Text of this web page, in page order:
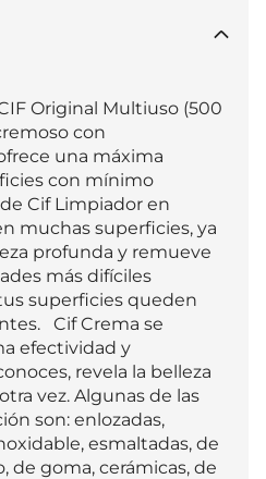
Original Multiuso (500
con
una máxima
con mínimo
Cif Limpiador en
muchas superficies, ya
profunda y remueve
más difíciles
superficies queden
Cif Crema se
efectividad y
revela la belleza
vez. Algunas de las
son: enlozadas,
esmaltadas, de
de goma, cerámicas, de